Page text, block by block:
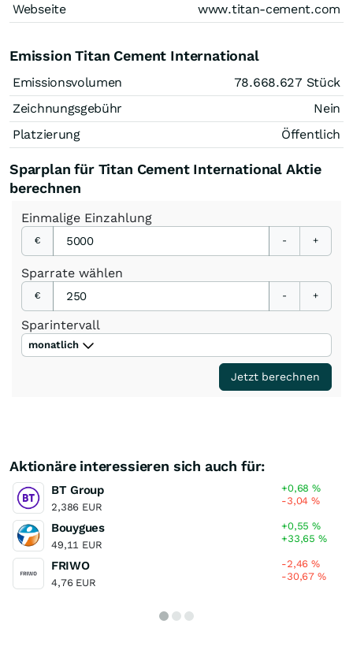
Webseite
www.titan-cement.com
Emission Titan Cement International
Emissionsvolumen 78.668.627 Stück
Zeichnungsgebühr
Nein
Platzierung
Öffentlich
Sparplan für Titan Cement International Aktie
berechnen
Einmalige Einzahlung
€ - +
Sparrate wählen
€ - +
Sparintervall
monatlich
Jetzt berechnen
Aktionäre interessieren sich auch für:
BT Group
2,386 EUR
+0,68%
-3,04%
Bouygues
49,11 EUR
+0,55%
+33,65%
FRIWO
4,76 EUR
-2,46%
-30,67%